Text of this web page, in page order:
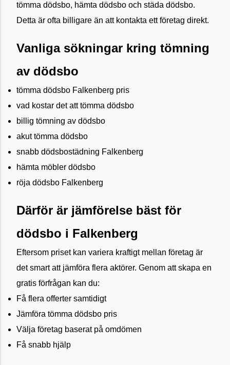
tömma dödsbo, hämta dödsbo och städa dödsbo.
Detta är ofta billigare än att kontakta ett företag direkt.
Vanliga sökningar kring tömning
av dödsbo
tömma dödsbo Falkenberg pris
vad kostar det att tömma dödsbo
billig tömning av dödsbo
akut tömma dödsbo
snabb dödsbostädning Falkenberg
hämta möbler dödsbo
röja dödsbo Falkenberg
Därför är jämförelse bäst för
dödsbo i Falkenberg
Eftersom priset kan variera kraftigt mellan företag är
det smart att jämföra flera aktörer. Genom att skapa en
gratis förfrågan kan du:
Få flera offerter samtidigt
Jämföra tömma dödsbo pris
Välja företag baserat på omdömen
Få snabb hjälp